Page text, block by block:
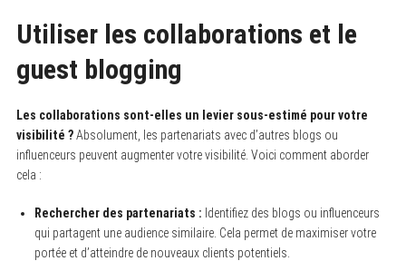
Utiliser les collaborations et le
guest blogging
Les collaborations sont-elles un levier sous-estimé pour votre
visibilité ?Absolument, les partenariats avec d’autres blogs ou
influenceurs peuvent augmenter votre visibilité. Voici comment aborder
cela :
Rechercher des partenariats : Identifiez des blogs ou influenceurs
qui partagent une audience similaire. Cela permet de maximiser votre
portée et d’atteindre de nouveaux clients potentiels.